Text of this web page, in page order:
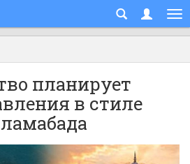
планирует
в стиле